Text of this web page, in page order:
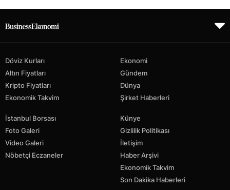
Döviz Kurları
Altın Fiyatları
Kripto Fiyatları
Ekonomik Takvim
Ekonomi
Gündem
Dünya
Şirket Haberleri
İstanbul Borsası
Foto Galeri
Video Galeri
Nöbetçi Eczaneler
Künye
Gizlilik Politikası
İletişim
Haber Arşivi
Ekonomik Takvim
Son Dakika Haberleri